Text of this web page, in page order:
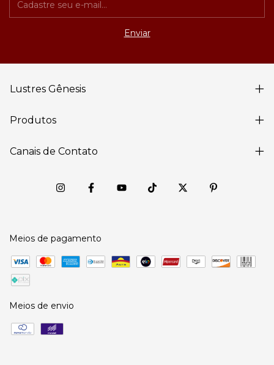
Lustres Gênesis
Produtos
Canais de Contato
Meios de pagamento
Meios de envio